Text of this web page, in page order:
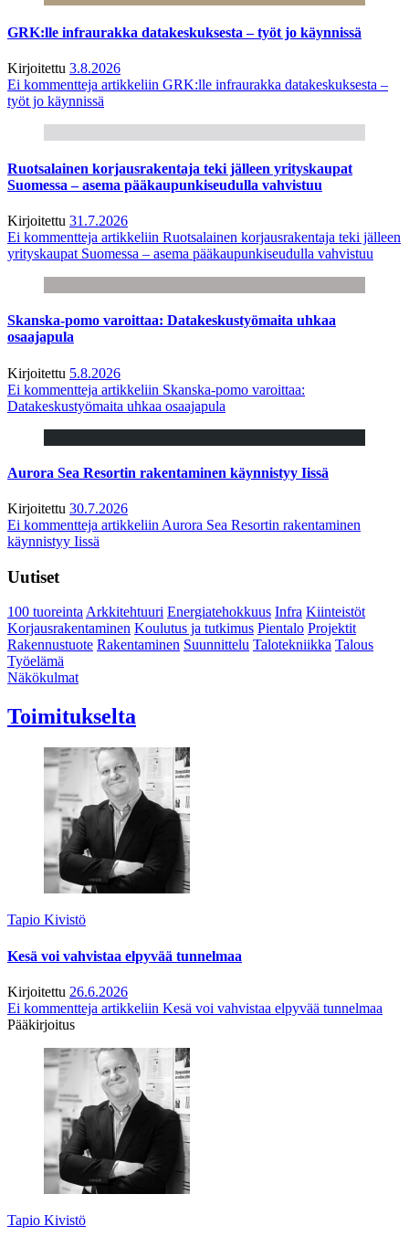
GRK:lle infraurakka datakeskuksesta – työt jo käynnissä
Kirjoitettu 3.8.2026
Ei kommentteja artikkeliin GRK:lle infraurakka datakeskuksesta –
työt jo käynnissä
Ruotsalainen korjausrakentaja teki jälleen yrityskaupat
Suomessa – asema pääkaupunkiseudulla vahvistuu
Kirjoitettu 31.7.2026
Ei kommentteja artikkeliin Ruotsalainen korjausrakentaja teki jälleen
yrityskaupat Suomessa – asema pääkaupunkiseudulla vahvistuu
Skanska-pomo varoittaa: Datakeskustyömaita uhkaa
osaajapula
Kirjoitettu 5.8.2026
Ei kommentteja artikkeliin Skanska-pomo varoittaa:
Datakeskustyömaita uhkaa osaajapula
Aurora Sea Resortin rakentaminen käynnistyy Iissä
Kirjoitettu 30.7.2026
Ei kommentteja artikkeliin Aurora Sea Resortin rakentaminen
käynnistyy Iissä
Uutiset
100 tuoreintaArkkitehtuuri Energiatehokkuus Infra Kiinteistöt
Korjausrakentaminen Koulutus ja tutkimus Pientalo Projektit
Rakennustuote Rakentaminen Suunnittelu Talotekniikka Talous
Työelämä
Näkökulmat
Toimitukselta
Tapio Kivistö
Kesä voi vahvistaa elpyvää tunnelmaa
Kirjoitettu 26.6.2026
Ei kommentteja artikkeliin Kesä voi vahvistaa elpyvää tunnelmaa
Pääkirjoitus
Tapio Kivistö